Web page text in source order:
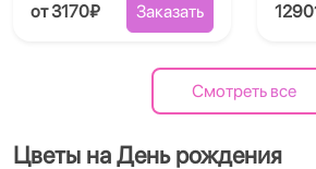
от 3170₽ Заказать
Смотреть все
Цветы на День рождения